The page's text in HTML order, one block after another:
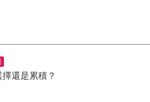
還是累積？